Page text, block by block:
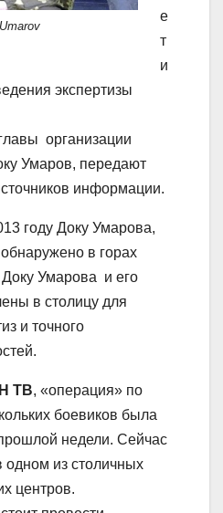
е
т
и
экспертизы
организации
Умаров, передают
информации.
году Доку Умарова,
в горах
Доку Умарова и его
в столицу для
и точного
ТВ, «операция» по
боевиков была
недели. Сейчас
одном из столичных
центров.